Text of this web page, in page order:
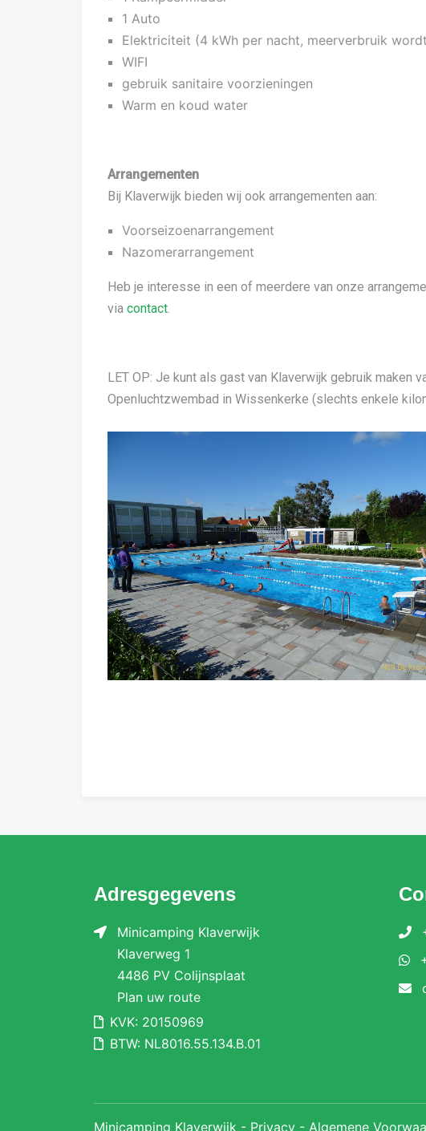
1 Auto
Elektriciteit (4 kWh per nacht, meerverbruik
WIFI
gebruik sanitaire voorzieningen
Warm en koud water
Arrangementen
Bij Klaverwijk bieden wij ook arrangementen aan:
Voorseizoenarrangement
Nazomerarrangement
Heb je interesse in een of meerdere van onze
via contact
LET OP: Je kunt als gast van Klaverwijk gebruik maken
Openluchtzwembad in Wissenkerke (slechts enkele
Adresgegevens
Minicamping Klaverwijk
Klaverweg 1
4486 PV Colijnsplaat
Plan uw route
KVK: 20150969
BTW: NL8016.55.134.B.01
Minicamping Klaverwijk - Privacy - Algemene